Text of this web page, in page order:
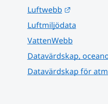
Luftwebb
Länk till
Luftmiljödata
VattenWebb
Datavärdskap,
Datavärdskap för